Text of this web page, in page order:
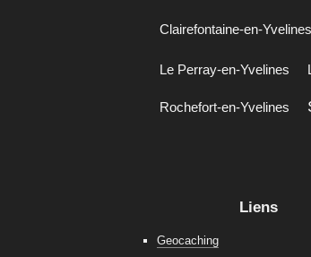
Clairefontaine-en-Yvelines
Le Perray-en-Yvelines
Rochefort-en-Yvelines
Liens
Geocaching